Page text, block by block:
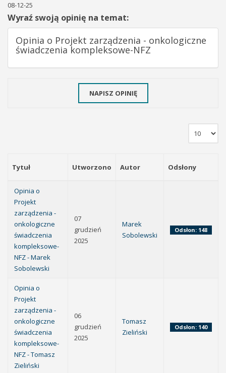
08-12-25
Wyraź swoją opinię na temat:
Opinia o Projekt zarządzenia - onkologiczne
świadczenia kompleksowe-NFZ
NAPISZ OPINIĘ
Tytuł Utworzono Autor Odsłony
Opinia o
Projekt
zarządzenia -
onkologiczne
świadczenia
kompleksowe-
NFZ - Marek
Sobolewski
07
grudzień
2025
Marek
Sobolewski
Odsłon: 148
Opinia o
Projekt
zarządzenia -
onkologiczne
świadczenia
kompleksowe-
NFZ - Tomasz
Zieliński
06
grudzień
2025
Tomasz
Zieliński
Odsłon: 140